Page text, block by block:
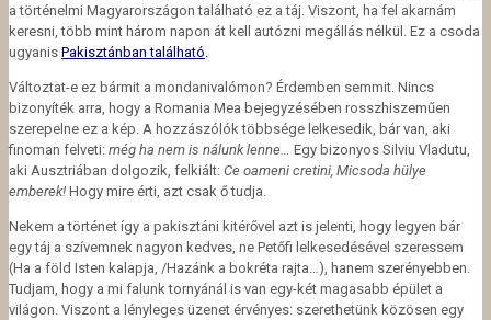
a történelmi Magyarországon található ez a táj. Viszont, ha fel akarnám
keresni, több mint három napon át kell autózni megállás nélkül. Ez a csoda
ugyanis Pakisztánban található
Változtat-e ez bármit a mondanivalómon? Érdemben semmit. Nincs
bizonyíték arra, hogy a Romania Mea bejegyzésében rosszhiszeműen
szerepelne ez a kép. A hozzászólók többsége lelkesedik, bár van, aki
finoman felveti: még ha nem is nálunk lenne…
Egy bizonyos Silviu Vladutu,
aki Ausztriában dolgozik, felkiált: Ce oameni cretini, Micsoda hülye
emberek! Hogy mire érti, azt csak ő tudja.
Nekem a történet így a pakisztáni kitérővel azt is jelenti, hogy legyen bár
egy táj a szívemnek nagyon kedves, ne Petőfi lelkesedésével szeressem
(Ha a föld Isten kalapja, /Hazánk a bokréta rajta…), hanem szerényebben.
Tudjam, hogy a mi falunk tornyánál is van egy-két magasabb épület a
világon. Viszont a lényleges üzenet érvényes: szerethetünk közösen egy